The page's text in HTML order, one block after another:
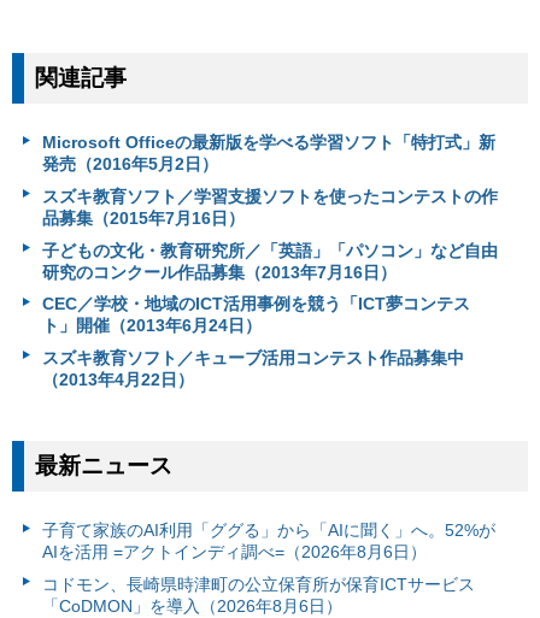
関連記事
Microsoft Officeの最新版を学べる学習ソフト「特打式」新
発売（2016年5月2日）
スズキ教育ソフト／学習支援ソフトを使ったコンテストの作
品募集（2015年7月16日）
子どもの文化・教育研究所／「英語」「パソコン」など自由
研究のコンクール作品募集（2013年7月16日）
CEC／学校・地域のICT活用事例を競う「ICT夢コンテス
ト」開催（2013年6月24日）
スズキ教育ソフト／キューブ活用コンテスト作品募集中
（2013年4月22日）
最新ニュース
子育て家族のAI利用「ググる」から「AIに聞く」へ。52%が
AIを活用 =アクトインディ調べ=（2026年8月6日）
コドモン、長崎県時津町の公立保育所が保育ICTサービス
「CoDMON」を導入（2026年8月6日）